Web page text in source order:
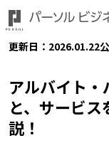
更新日：2026.01.22
アルバイト・
と、サービ
説！